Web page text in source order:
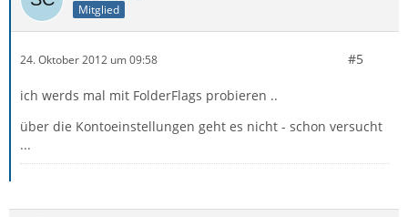
Mitglied
24. Oktober 2012 um 09:58 #5
ich werds mal mit FolderFlags probieren ..
über die Kontoeinstellungen geht es nicht - schon versucht
...